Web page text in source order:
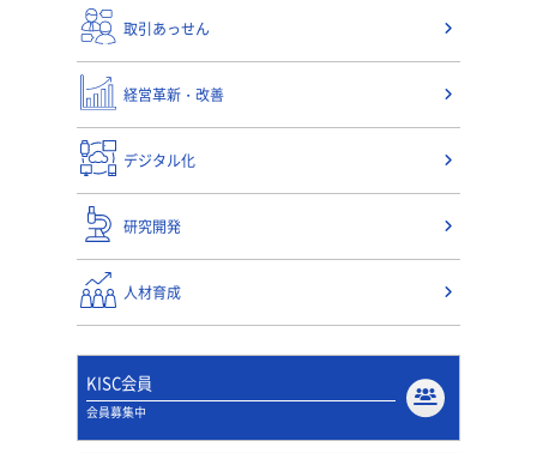
取引あっせん
経営革新・改善
デジタル化
研究開発
人材育成
KISC会員
会員募集中